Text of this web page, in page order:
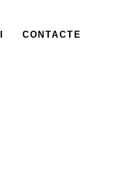
CONTACTE